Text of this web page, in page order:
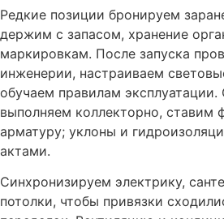
Редкие позиции бронируем
держим с запасом, хранение
маркировкам. После запуска
инженерии, настраиваем
обучаем правилам эксплуатации.
выполняем коллекторно, ставим
арматуру; уклоны и
актами.
Синхронизируем электрику,
потолки, чтобы привязки